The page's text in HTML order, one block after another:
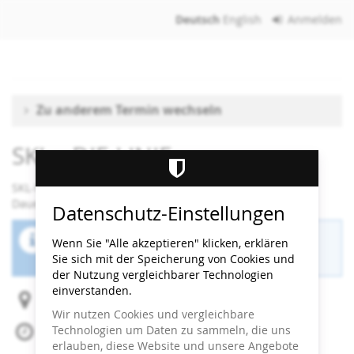
Deutsch English Anmelden
Zu anderem Termin wechseln
SKL - DIE LINIE
SKL-Workshop
Dauer: 90 Minuten
Der Buchungszeitraum für diese Veranstaltung
ist beendet.
Heidi Horten Collection
Mi, 10. Dezember 2025
Beginn:10:30Uhr
Datenschutz-Einstellungen
Wenn Sie "Alle akzeptieren" klicken, erklären
Sie sich mit der Speicherung von Cookies und
der Nutzung vergleichbarer Technologien
einverstanden.
Wir nutzen Cookies und vergleichbare
Technologien um Daten zu sammeln, die uns
erlauben, diese Website und unsere Angebote